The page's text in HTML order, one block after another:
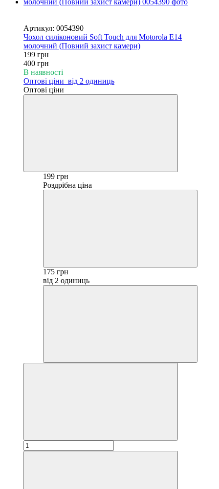
Артикул: 0054390
Чохол силіконовий Soft Touch для Motorola E14
молочний (Повний захист камери)
199 грн
400 грн
В наявності
Оптові ціни від 2 одиниць
Оптові ціни
199 грн
Роздрібна ціна
175 грн
від 2 одиниць